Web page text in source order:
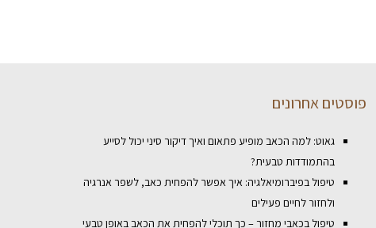
פוסטים אחרונים
גאוט: למה הכאב מופיע פתאום ואיך דיקור סיני יכול לסייע
בהתמודדות טבעית?
טיפול בפיברומיאלגיה: איך אפשר להפחית כאב, לשפר אנרגיה
ולחזור לחיים פעילים
טיפול בכאבי מחזור – כך תוכלי להפחית את הכאב באופן טבעי